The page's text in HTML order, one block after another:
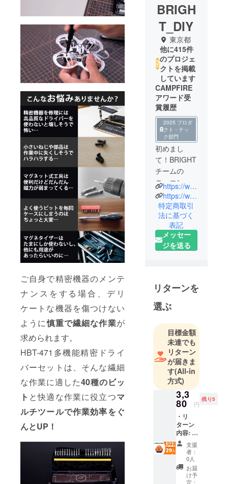
ご自身で精密機器のメンテ
ナンスをする場合、デリ
ケートな機器を傷つけない
ように慎重で繊細な作業が
求められます。
HBT-471多機能精密ドライ
バーセットは、そんな繊細
な作業に適した40種のビッ
ト と快適な作業に役立つマ
ルチツールで作業効率をぐ
んとUP！
BRIGH
T_DIY
東京都
他に415件
のプロジェ
クトを掲載
しています
CAMPFIRE
アワード受
賞履歴
2025 プロダ
クト・テッ
ク部門
初めまし
て！BRIGHT
チームの
ニュエンで
す。
中国の総合
家電メー
カー向けに
人気製品を
多数製造し
日本の皆様
にも是非体
験していた
ロジェクト
を立ち上げ
ました。
最新のテク
ノロジー
で、皆さん
の生活をよ
り豊かに、
快適にする
ことが弊社
の理念で
す。
どうぞよろ
しくお願い
https://www.brightdiy.jp/
https://www.instagram.com/brightdiyjp/
特定商取引
法に基づく
表記
メッセー
ジを送る
リターンを
選ぶ
目標金額
未達でも
リターン
が届きま
す(All-in
方式)
3,3
80 円
残り5
・リ
ターン
内容: X-
MAGIC
CUBE×
1セット
・一般
予定販
売価
支援
者：
0人
お届
け予
定：